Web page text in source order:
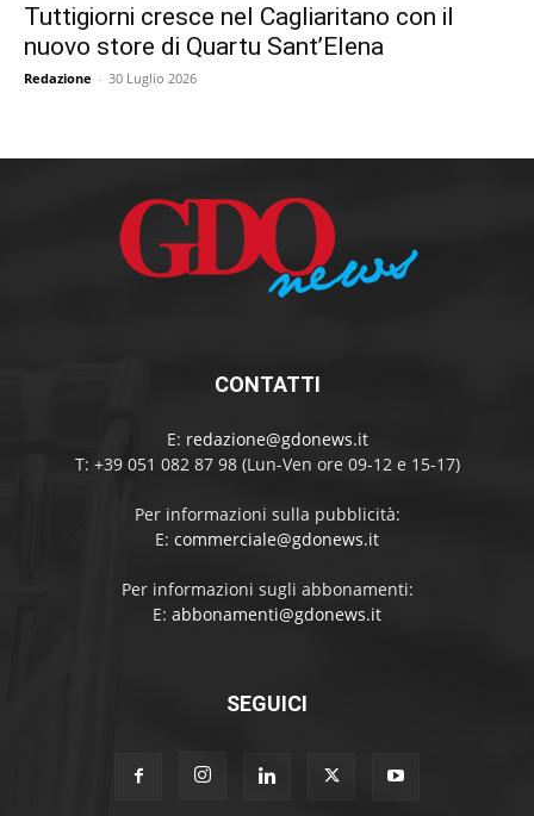
Tuttigiorni cresce nel Cagliaritano con il
nuovo store di Quartu Sant’Elena
Redazione - 30 Luglio 2026
CONTATTI
E: redazione@gdonews.it
T: +39 051 082 87 98 (Lun-Ven ore 09-12 e 15-17)
Per informazioni sulla pubblicità:
E: commerciale@gdonews.it
Per informazioni sugli abbonamenti:
E: abbonamenti@gdonews.it
SEGUICI